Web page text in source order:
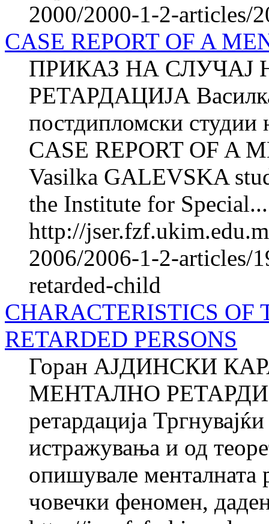
2000/2000-1-2-articles/
CASE REPORT OF A
ПРИКАЗ НА
РЕТАРДАЦИЈА
постдипломски студии
CASE REPORT OF A
Vasilka GALEVSKA
the Institute for Special...
http://
2006/2006-1-2-articles/
retarded-child
CHARACTERISTICS
RETARDED PERSONS
Горан АЈДИНСКИ
МЕНТАЛНО
ретардација
истражувања и од
опишувале менталната
човечки феномен,